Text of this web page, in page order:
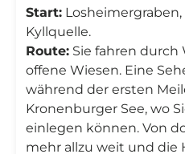
Start:
Kyllquelle.
Route: Sie fahren durch
offene Wiesen. Eine
während der ersten
Kronenburger See, wo
einlegen können. Von
mehr allzu weit und die